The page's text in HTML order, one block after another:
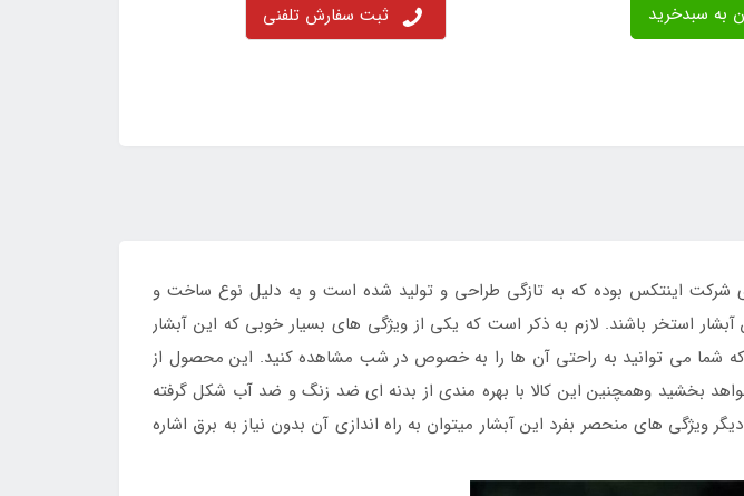
ثبت سفارش تلفنی
شرکت اینتکس بوده که به تازگی طراحی و تولید شده است و به دلیل نوع ساخت و
استخر باشند. لازم به ذکر است که یکی از ویژگی های بسیار خوبی که این آبشار
شما می توانید به راحتی آن ها را به خصوص در شب مشاهده کنید. این محصول از
بخشید وهمچنین این کالا با بهره مندی از بدنه ای ضد زنگ و ضد آب شکل گرفته
ویژگی های منحصر بفرد این آبشار میتوان به راه اندازی آن بدون نیاز به برق اشاره